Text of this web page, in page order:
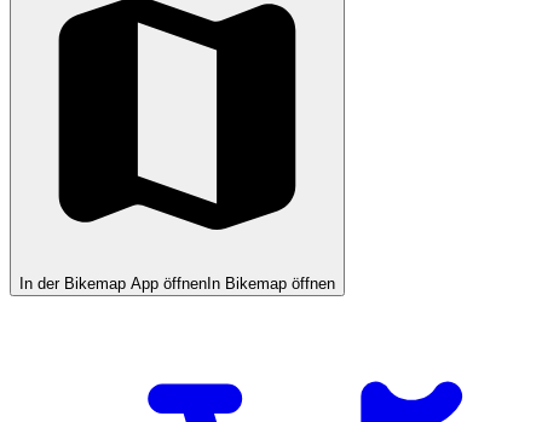
In der Bikemap App öffnen In Bikemap öffnen